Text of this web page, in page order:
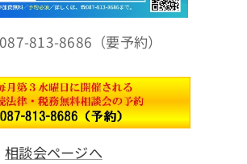
813-8686（要予約）
相談会ページへ